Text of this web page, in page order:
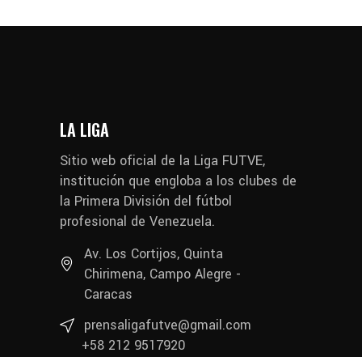
LA LIGA
Sitio web oficial de la Liga FUTVE,
institución que engloba a los clubes de
la Primera División del fútbol
profesional de Venezuela.
Av. Los Cortijos, Quinta
Chirimena, Campo Alegre -
Caracas
prensaligafutve@gmail.com
+58 212 9517920